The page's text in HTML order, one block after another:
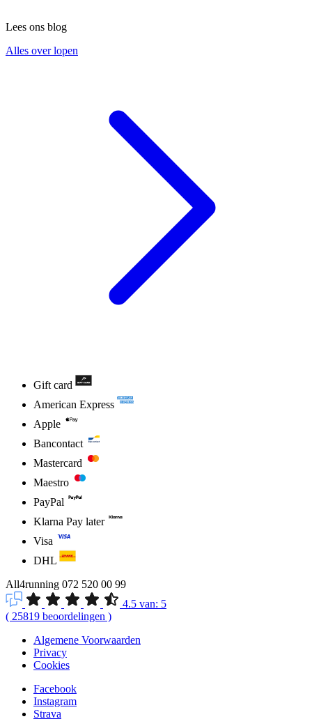
Lees ons blog
Alles over lopen
Gift card
American Express
Apple
Bancontact
Mastercard
Maestro
PayPal
Klarna Pay later
Visa
DHL
All4running 072 520 00 99
4.5 van: 5
( 25819 beoordelingen )
Algemene Voorwaarden
Privacy
Cookies
Facebook
Instagram
Strava